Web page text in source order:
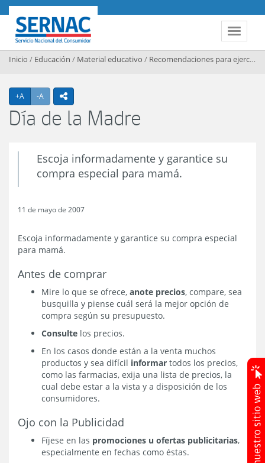
Contenido principal
Toggle
SERNAC
Inicio / Educación / Material educativo / Recomendaciones para ejercer sus derechos
+A Agrandar texto
-A Achicar textoicono compartir
Día de la Madre
Escoja informadamente y garantice su
compra especial para mamá.
11 de mayo de 2007
Escoja informadamente y garantice su compra especial
para mamá.
Antes de comprar
Mire lo que se ofrece, anote precios, compare, sea
busquilla y piense cuál será la mejor opción de
compra según su presupuesto.
Consulte los precios.
En los casos donde están a la venta muchos
productos y sea difícil informar todos los precios,
como las farmacias, exija una lista de precios, la
cual debe estar a la vista y a disposición de los
consumidores.
Ojo con la Publicidad
Fíjese en las promociones u ofertas publicitarias,
especialmente en fechas como éstas.